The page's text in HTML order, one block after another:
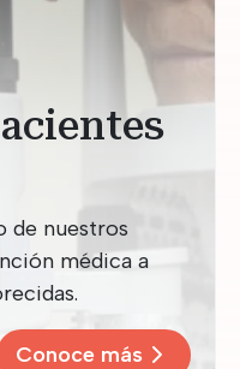
de nuestros
médica a
Conoce más